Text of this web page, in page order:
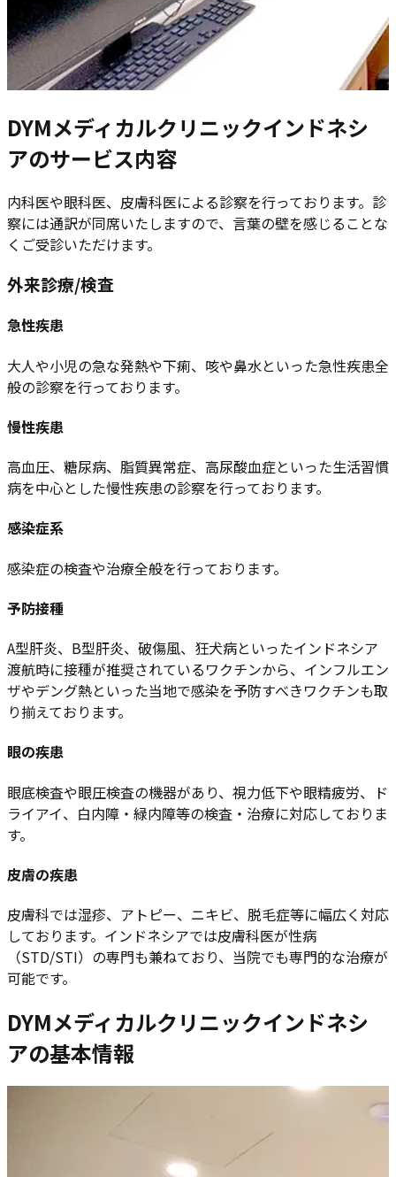
DYMメディカルクリニックインドネシ
アのサービス内容
内科医や眼科医、皮膚科医による診察を行っております。診
察には通訳が同席いたしますので、言葉の壁を感じることな
くご受診いただけます。
外来診療/検査
急性疾患
大人や小児の急な発熱や下痢、咳や鼻水といった急性疾患全
般の診察を行っております。
慢性疾患
高血圧、糖尿病、脂質異常症、高尿酸血症といった生活習慣
病を中心とした慢性疾患の診察を行っております。
感染症系
感染症の検査や治療全般を行っております。
予防接種
A型肝炎、B型肝炎、破傷風、狂犬病といったインドネシア
渡航時に接種が推奨されているワクチンから、インフルエン
ザやデング熱といった当地で感染を予防すべきワクチンも取
り揃えております。
眼の疾患
眼底検査や眼圧検査の機器があり、視力低下や眼精疲労、ド
ライアイ、白内障・緑内障等の検査・治療に対応しておりま
す。
皮膚の疾患
皮膚科では湿疹、アトピー、ニキビ、脱毛症等に幅広く対応
しております。インドネシアでは皮膚科医が性病
（STD/STI）の専門も兼ねており、当院でも専門的な治療が
可能です。
DYMメディカルクリニックインドネシ
アの基本情報